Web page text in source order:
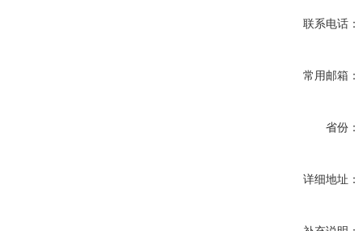
联系电话：
常用邮箱：
省份：
详细地址：